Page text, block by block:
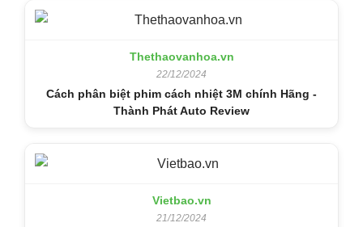
Thethaovanhoa.vn
22/12/2024
Cách phân biệt phim cách nhiệt 3M chính Hãng -
Thành Phát Auto Review
Vietbao.vn
21/12/2024